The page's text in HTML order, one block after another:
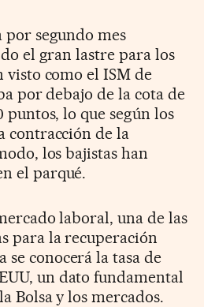
segundo mes
el gran lastre para los
visto como el ISM de
por debajo de la cota de
puntos, lo que según los
contracción de la
los bajistas han
el parqué.
laboral, una de las
para la recuperación
se conocerá la tasa de
un dato fundamental
Bolsa y los mercados.